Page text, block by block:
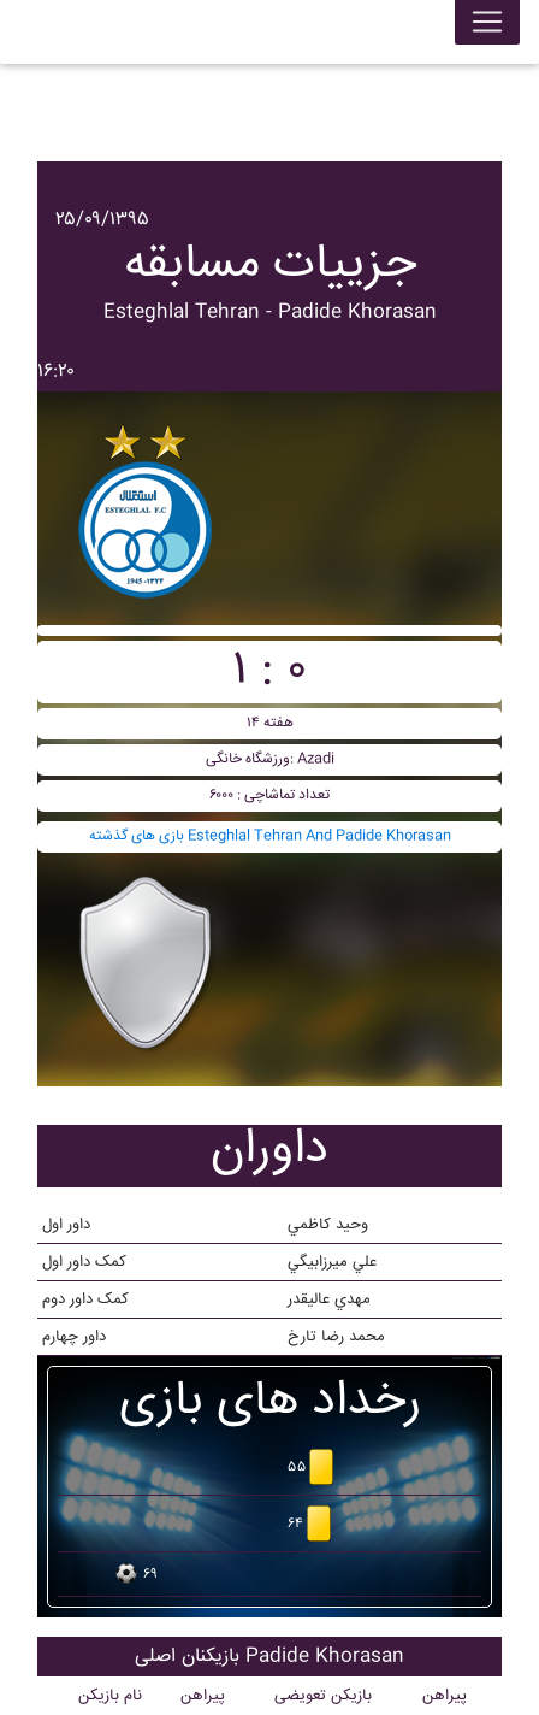
۲۵/۰۹/۱۳۹۵
جزییات مسابقه
Esteghlal Tehran - Padide Khorasan
۱۶:۲۰
۱ : ۰
هفته ۱۴
ورزشگاه خانگی: Azadi
تعداد تماشاچی : ۶۰۰۰
بازی های گذشته Esteghlal Tehran And Padide Khorasan
داوران
داور اول
وحيد کاظمي
کمک داور اول
علي ميرزابيگي
کمک داور دوم
مهدي عاليقدر
داور چهارم
محمد رضا تارخ
رخداد های بازی
۵۵
۶۴
۶۹
بازیکنان اصلی Padide Khorasan
نام بازیکن پیراهن بازیکن تعویضی پیراهن